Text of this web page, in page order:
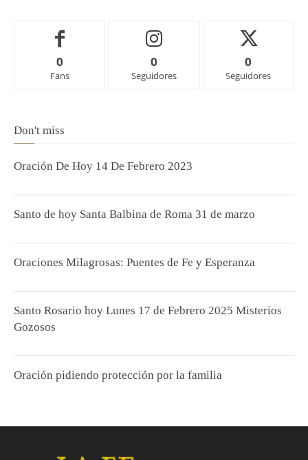
0
Fans
0
Seguidores
0
Seguidores
Don't miss
Oración De Hoy 14 De Febrero 2023
Santo de hoy Santa Balbina de Roma 31 de marzo
Oraciones Milagrosas: Puentes de Fe y Esperanza
Santo Rosario hoy Lunes 17 de Febrero 2025 Misterios
Gozosos
Oración pidiendo protección por la familia